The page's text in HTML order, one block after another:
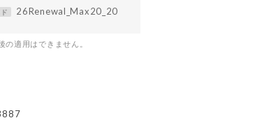
26Renewal_Max20_20
適用はできません。